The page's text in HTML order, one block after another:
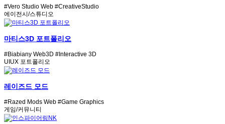
#Vero Studio Web #CreativeStudio
에이전시/스튜디오
마티스3D 포트폴리오
#Biabiany Web3D #Interactive 3D
UIUX 포트폴리오
레이즈드 모드
#Razed Mods Web #Game Graphics
게임/커뮤니티